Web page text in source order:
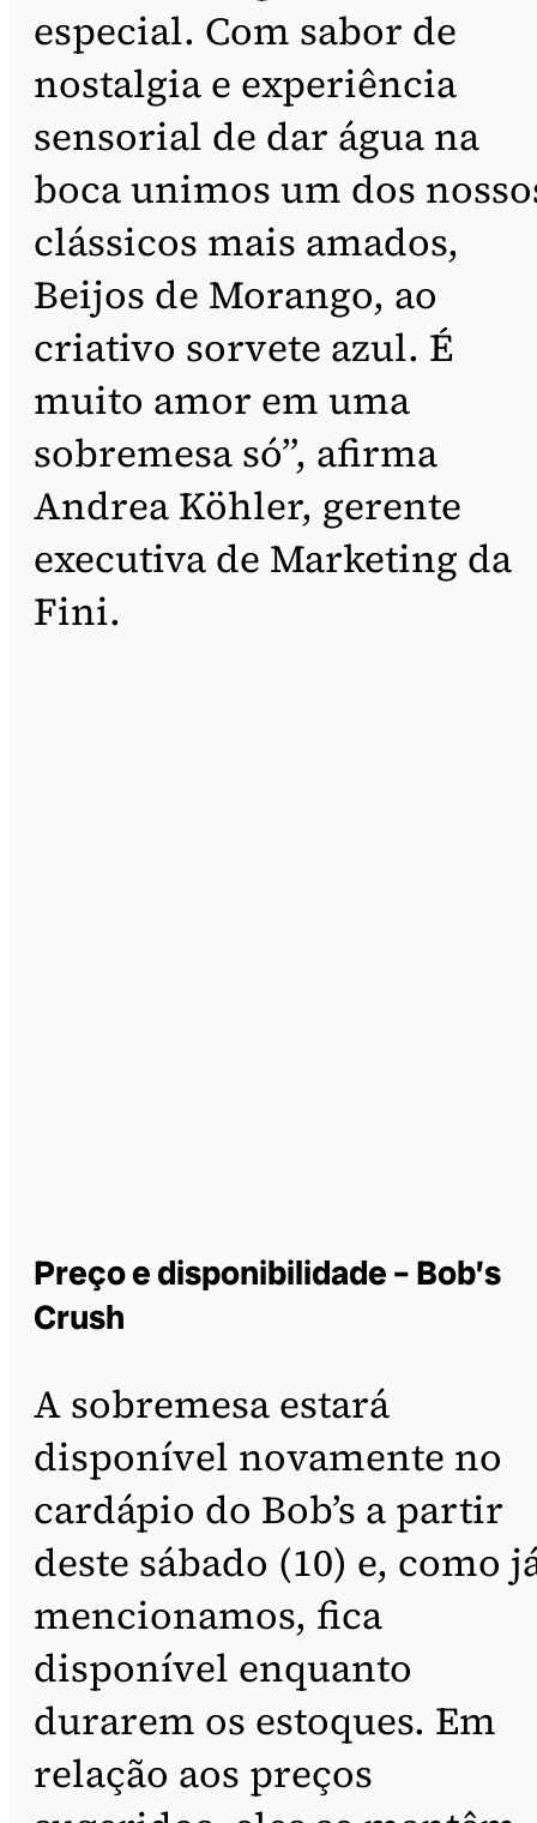
especial. Com sabor de
nostalgia e experiência
sensorial de dar água na
boca unimos um dos
clássicos mais amados,
Beijos de Morango, ao
criativo sorvete azul. É
muito amor em uma
sobremesa só”, afirma
Andrea Köhler, gerente
executiva de Marketing da
Fini.
Preço e disponibilidade – Bob’s
Crush
A sobremesa estará
disponível novamente no
cardápio do Bob’s a partir
deste sábado (10) e, como
mencionamos, fica
disponível enquanto
durarem os estoques. Em
relação aos preços